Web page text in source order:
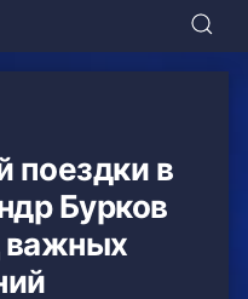
поездки в
Бурков
важных